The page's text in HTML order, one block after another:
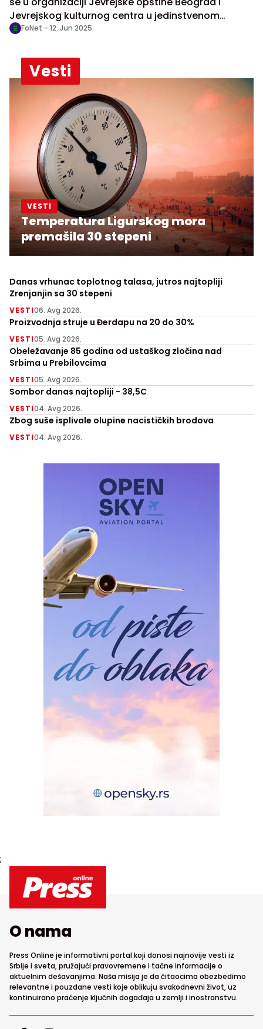
Jevrejskog kulturnog centra u jedinstvenom
ambijentu – u Dvorištu beogradske sinagoge, u
gde se muzika i ljudi susreću pod otvorenim
nebom.
FoNet - 12. Jun 2025.
Vesti
VESTI
Temperatura Ligurskog mora
premašila 30 stepeni
Danas vrhunac toplotnog talasa, jutros najtopliji
Zrenjanjin sa 30 stepeni
VESTI06. Avg 2026.
Proizvodnja struje u Đerdapu na 20 do 30%
VESTI05. Avg 2026.
Obeležavanje 85 godina od ustaškog zločina nad
Srbima u Prebilovcima
VESTI05. Avg 2026.
Sombor danas najtopliji - 38,5C
VESTI04. Avg 2026.
Zbog suše isplivale olupine nacističkih brodova
VESTI04. Avg 2026.
;
O nama
Press Online je informativni portal koji donosi najnovije vesti iz
Srbije i sveta, pružajući pravovremene i tačne informacije o
aktuelnim dešavanjima. Naša misija je da čitaocima obezbedimo
relevantne i pouzdane vesti koje oblikuju svakodnevni život, uz
kontinuirano praćenje ključnih događaja u zemlji i inostranstvu.